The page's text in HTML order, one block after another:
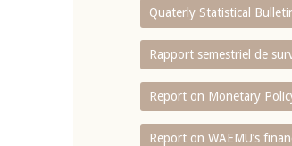
Quaterly Statistical
Rapport semestriel de
Report on Monetary
Report on WAEMU’s